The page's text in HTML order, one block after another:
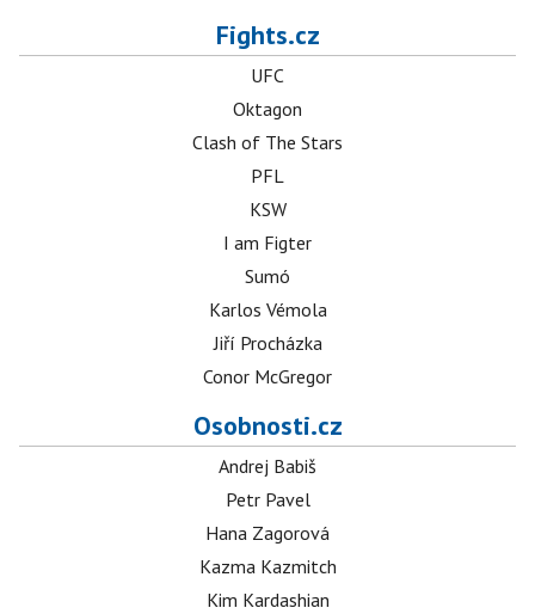
Fights.cz
UFC
Oktagon
Clash of The Stars
PFL
KSW
I am Figter
Sumó
Karlos Vémola
Jiří Procházka
Conor McGregor
Osobnosti.cz
Andrej Babiš
Petr Pavel
Hana Zagorová
Kazma Kazmitch
Kim Kardashian